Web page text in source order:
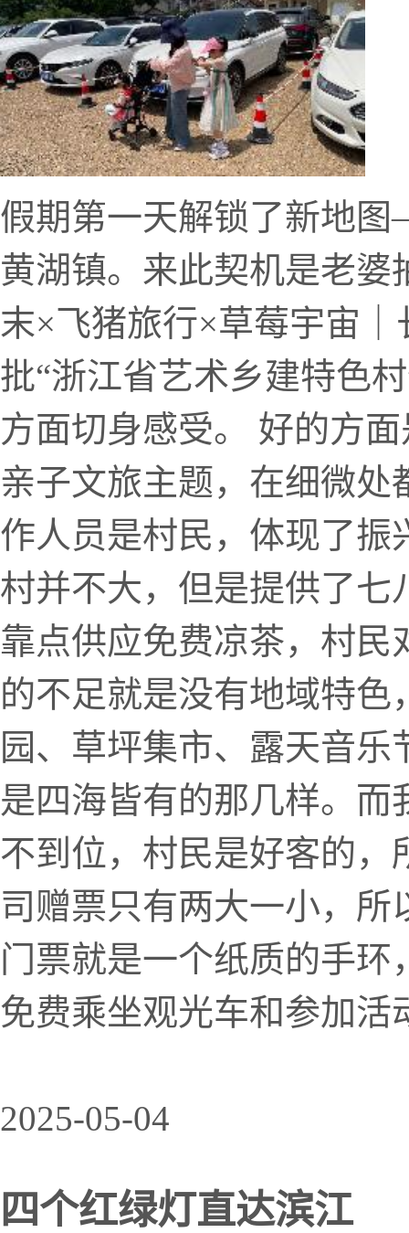
假期第一天解锁了新地
黄湖镇。来此契机是老婆
末×飞猪旅行×草莓宇宙
批“浙江省艺术乡建特色
方面切身感受。 好的方
亲子文旅主题，在细微
作人员是村民，体现了振
村并不大，但是提供了七
靠点供应免费凉茶，村
的不足就是没有地域特
园、草坪集市、露天音
是四海皆有的那几样。
不到位，村民是好客的
司赠票只有两大一小，
门票就是一个纸质的手
免费乘坐观光车和参加活
2025-05-04
四个红绿灯直达滨江